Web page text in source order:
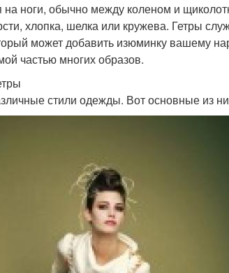
ноги, обычно между коленом и
хлопка, шелка или кружева. Гетры
может добавить изюминку вашему
частью многих образов.
стили одежды. Вот основные из